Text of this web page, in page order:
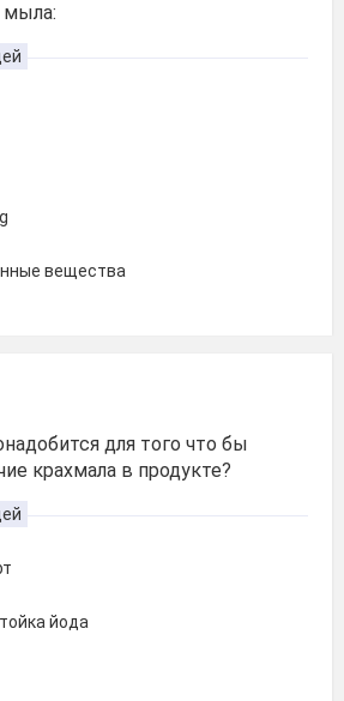
мыла:
вещества
для того что бы
крахмала в продукте?
йода